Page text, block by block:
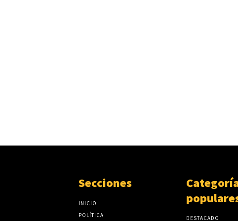
Secciones
INICIO
POLÍTICA
DESTACADO